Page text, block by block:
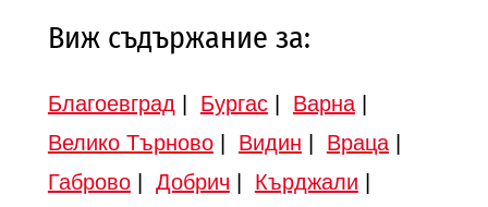
Виж съдържание за:
Благоевград Бургас| Варна|
Велико Търново| Видин Враца|
Габрово| Добрич Кърджали